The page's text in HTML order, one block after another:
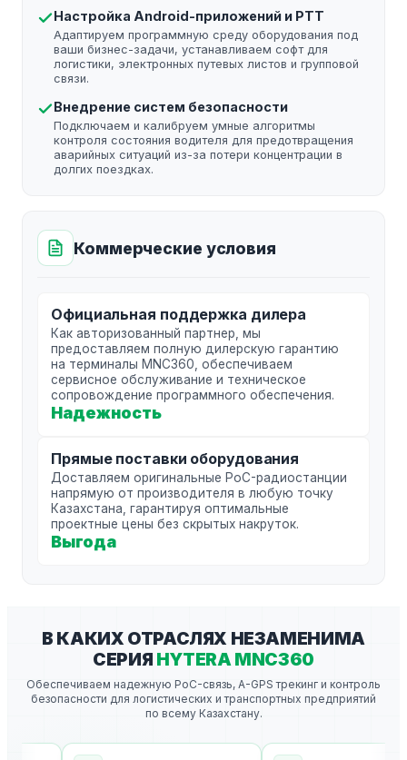
Настройка Android-приложений и PTT
Адаптируем программную среду оборудования под
ваши бизнес-задачи, устанавливаем софт для
логистики, электронных путевых листов и групповой
связи.
Внедрение систем безопасности
Подключаем и калибруем умные алгоритмы
контроля состояния водителя для предотвращения
аварийных ситуаций из-за потери концентрации в
долгих поездках.
Коммерческие условия
Официальная поддержка дилера
Как авторизованный партнер, мы
предоставляем полную дилерскую гарантию
на терминалы MNC360, обеспечиваем
сервисное обслуживание и техническое
сопровождение программного обеспечения.
Надежность
Прямые поставки оборудования
Доставляем оригинальные PoC-радиостанции
напрямую от производителя в любую точку
Казахстана, гарантируя оптимальные
проектные цены без скрытых накруток.
Выгода
В КАКИХ ОТРАСЛЯХ НЕЗАМЕНИМА
СЕРИЯ HYTERA MNC360
Обеспечиваем надежную PoC-связь, A-GPS трекинг и контроль
безопасности для логистических и транспортных предприятий
по всему Казахстану.